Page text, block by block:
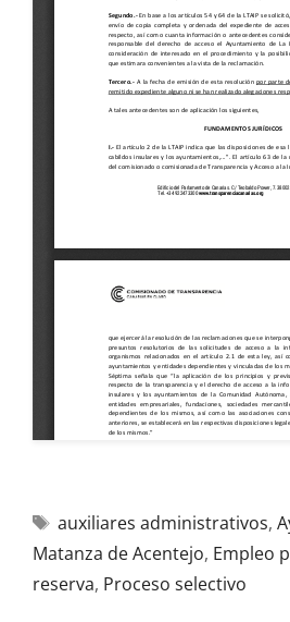
auxiliares administrativos,
Matanza de Acentejo, Empleo
reserva, Proceso selectivo